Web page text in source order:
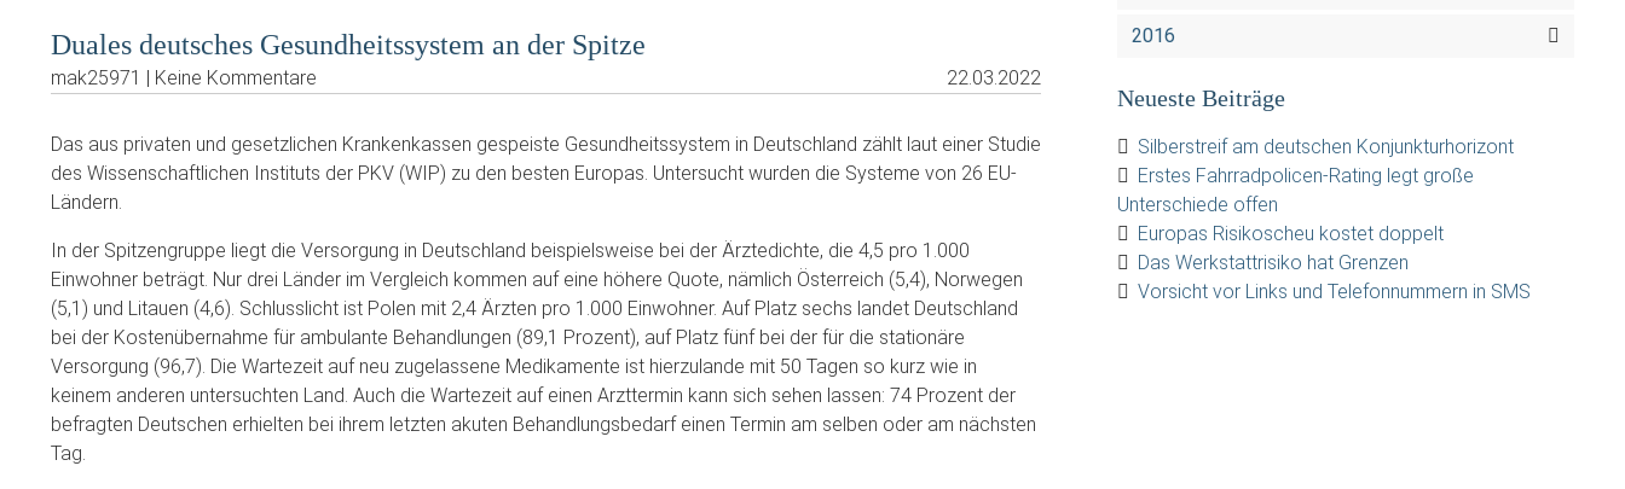
Duales deutsches Gesundheitssystem an der Spitze
mak25971 | Keine Kommentare 22.03.2022
Das aus privaten und gesetzlichen Krankenkassen gespeiste Gesundheitssystem in Deutschland zählt laut einer Studie
des Wissenschaftlichen Instituts der PKV (WIP) zu den besten Europas. Untersucht wurden die Systeme von 26 EU-
Ländern.
In der Spitzengruppe liegt die Versorgung in Deutschland beispielsweise bei der Ärztedichte, die 4,5 pro 1.000
Einwohner beträgt. Nur drei Länder im Vergleich kommen auf eine höhere Quote, nämlich Österreich (5,4), Norwegen
(5,1) und Litauen (4,6). Schlusslicht ist Polen mit 2,4 Ärzten pro 1.000 Einwohner. Auf Platz sechs landet Deutschland
bei der Kostenübernahme für ambulante Behandlungen (89,1 Prozent), auf Platz fünf bei der für die stationäre
Versorgung (96,7). Die Wartezeit auf neu zugelassene Medikamente ist hierzulande mit 50 Tagen so kurz wie in
keinem anderen untersuchten Land. Auch die Wartezeit auf einen Arzttermin kann sich sehen lassen: 74 Prozent der
befragten Deutschen erhielten bei ihrem letzten akuten Behandlungsbedarf einen Termin am selben oder am nächsten
Tag.
2016
Neueste Beiträge
Silberstreif am deutschen Konjunkturhorizont
Erstes Fahrradpolicen-Rating legt große
Unterschiede offen
Europas Risikoscheu kostet doppelt
Das Werkstattrisiko hat Grenzen
Vorsicht vor Links und Telefonnummern in SMS